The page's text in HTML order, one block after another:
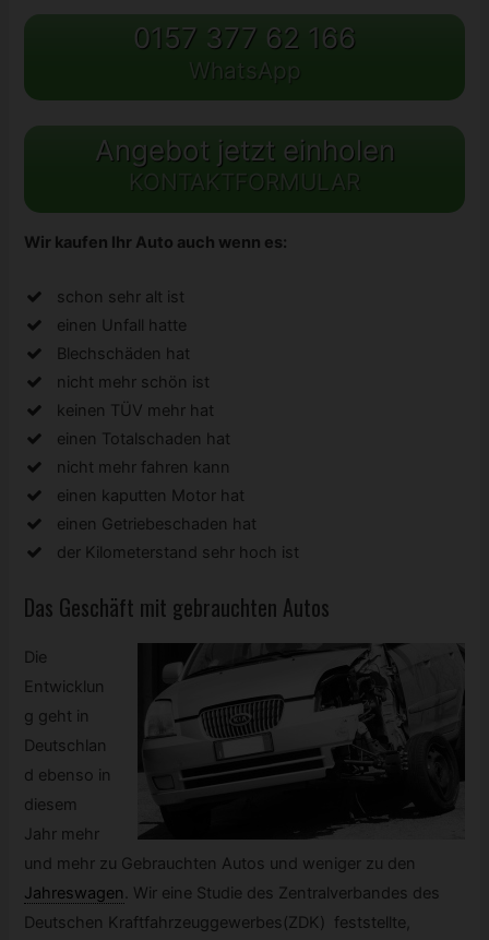
0157 377 62 166
WhatsApp
Angebot jetzt einholen
KONTAKTFORMULAR
Wir kaufen Ihr Auto auch wenn es:
schon sehr alt ist
einen Unfall hatte
Blechschäden hat
nicht mehr schön ist
keinen TÜV mehr hat
einen Totalschaden hat
nicht mehr fahren kann
einen kaputten Motor hat
einen Getriebeschaden hat
der Kilometerstand sehr hoch ist
Das Geschäft mit gebrauchten Autos
Die
Entwicklun
g geht in
Deutschlan
d ebenso in
diesem
Jahr mehr
und mehr zu Gebrauchten Autos und weniger zu den
Jahreswagen. Wir eine Studie des Zentralverbandes des
Deutschen Kraftfahrzeuggewerbes(ZDK) feststellte,